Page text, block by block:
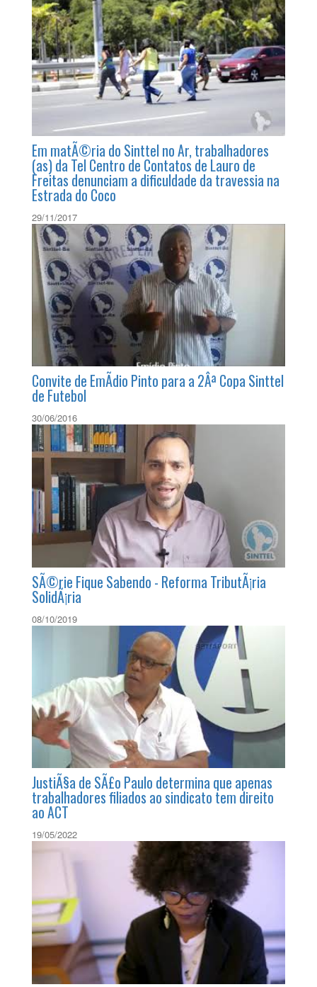
Em matÃ©ria do Sinttel no Ar, trabalhadores
(as) da Tel Centro de Contatos de Lauro de
Freitas denunciam a dificuldade da travessia na
Estrada do Coco
29/11/2017
Convite de EmÃ­dio Pinto para a 2Âª Copa Sinttel
de Futebol
30/06/2016
SÃ©rie Fique Sabendo - Reforma TributÃ¡ria
SolidÃ¡ria
08/10/2019
JustiÃ§a de SÃ£o Paulo determina que apenas
trabalhadores filiados ao sindicato tem direito
ao ACT
19/05/2022